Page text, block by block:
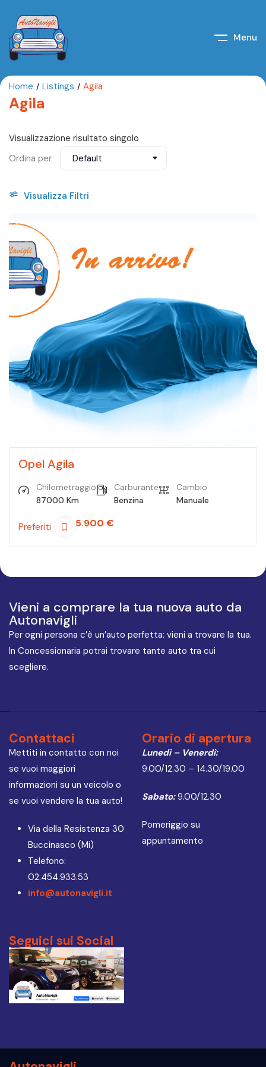
Menu
Home Listings Agila
Agila
Visualizzazione risultato singolo
Ordina per
Default
Visualizza Filtri
Opel Agila
Chilometraggio
87000 Km
Carburante
Benzina
Cambio
Manuale
Preferiti 5.900 €
Vieni a comprare la tua nuova auto da
Autonavigli
Per ogni persona c’è un’auto perfetta: vieni a trovare la tua.
In Concessionaria potrai trovare tante auto tra cui
scegliere.
Contattaci
Mettiti in contatto con noi
se vuoi maggiori
informazioni su un veicolo o
se vuoi vendere la tua auto!
Via della Resistenza 30
Buccinasco (Mi)
Telefono:
02.454.933.53
info@autonavigli.it
Orario di apertura
Lunedì – Venerdì:
9.00/12.30 – 14.30/19.00
Sabato:9.00/12.30
Pomeriggio su
appuntamento
Seguici sui Social